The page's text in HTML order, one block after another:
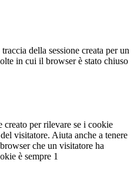
della sessione creata per un
in cui il browser è stato chiuso
creato per rilevare se i cookie
visitatore. Aiuta anche a tenere
che un visitatore ha
è sempre 1